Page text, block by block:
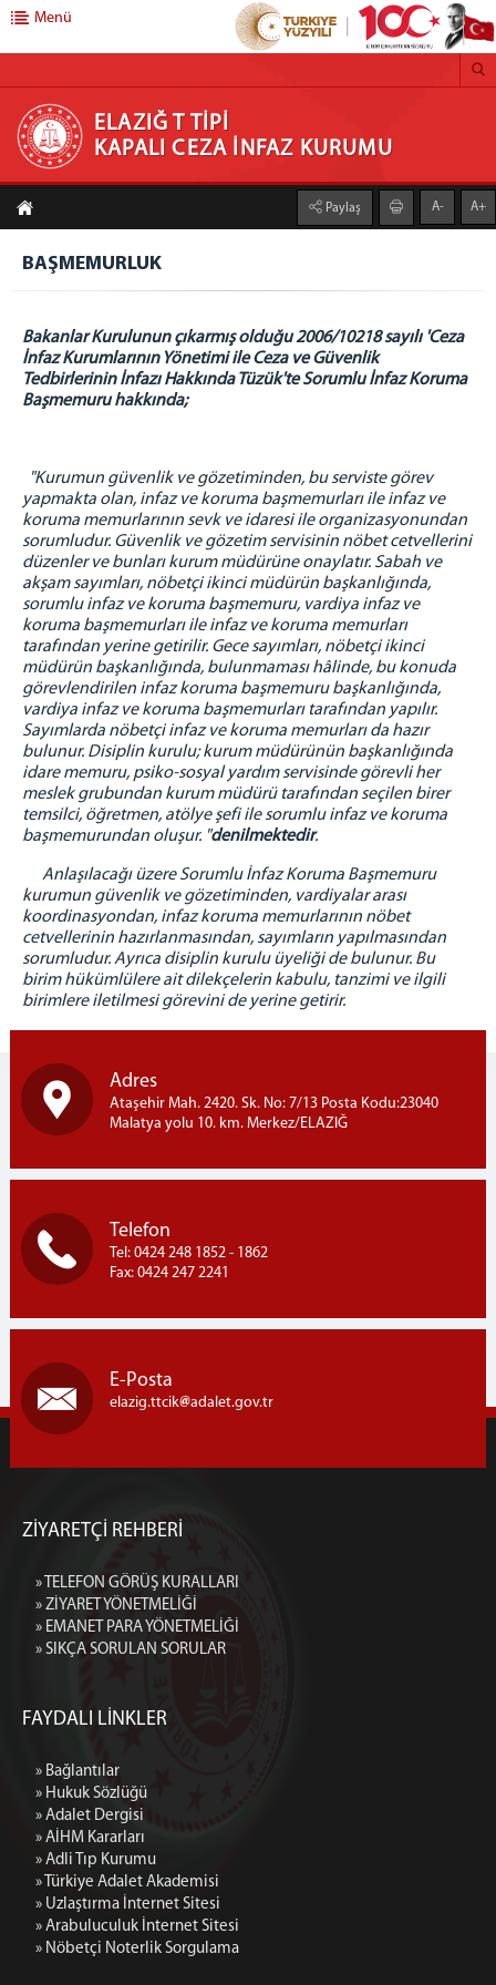
ELAZIĞ T TİPİ KAPALI CEZA İNFAZ KURUMU
ANASAYFA
ELAZIĞ ADLİYESİ
CEZAEVLERİ
ELAZIĞ 1 NOLU YÜK. GÜV. CİK
ELAZIĞ 2 NOLU YÜK. GÜV. CİK
ELAZIĞ R TİPİ KAPALI CİK
BİRİMLER
BAŞMEMURLUK
İNFAZ BİRİMİ
EĞİTİM ÖĞRETİM BİRİMİ
SAĞLIK BİRİMİ
PSİKO-SOSYAL BİRİMİ
EMANET PARA BİRİMİ
RESİM GALERİSİ
İLİMİZDEN RESİMLER
İLETİŞİM
Menü
ELAZIĞ T TİPİ
KAPALI CEZA İNFAZ KURUMU
Paylaş A- A+
BAŞMEMURLUK
Bakanlar Kurulunun çıkarmış olduğu 2006/10218 sayılı 'Ceza
İnfaz Kurumlarının Yönetimi ile Ceza ve Güvenlik
Tedbirlerinin İnfazı Hakkında Tüzük'te Sorumlu İnfaz Koruma
Başmemuru hakkında;
"Kurumun güvenlik ve gözetiminden, bu serviste görev
yapmakta olan, infaz ve koruma başmemurları ile infaz ve
koruma memurlarının sevk ve idaresi ile organizasyonundan
sorumludur. Güvenlik ve gözetim servisinin nöbet cetvellerini
düzenler ve bunları kurum müdürüne onaylatır. Sabah ve
akşam sayımları, nöbetçi ikinci müdürün başkanlığında,
sorumlu infaz ve koruma başmemuru, vardiya infaz ve
koruma başmemurları ile infaz ve koruma memurları
tarafından yerine getirilir. Gece sayımları, nöbetçi ikinci
müdürün başkanlığında, bulunmaması hâlinde, bu konuda
görevlendirilen infaz koruma başmemuru başkanlığında,
vardiya infaz ve koruma başmemurları tarafından yapılır.
Sayımlarda nöbetçi infaz ve koruma memurları da hazır
bulunur. Disiplin kurulu; kurum müdürünün başkanlığında
idare memuru, psiko-sosyal yardım servisinde görevli her
meslek grubundan kurum müdürü tarafından seçilen birer
temsilci, öğretmen, atölye şefi ile sorumlu infaz ve koruma
başmemurundan oluşur. "denilmektedir.
Anlaşılacağı üzere Sorumlu İnfaz Koruma Başmemuru
kurumun güvenlik ve gözetiminden, vardiyalar arası
koordinasyondan, infaz koruma memurlarının nöbet
cetvellerinin hazırlanmasından, sayımların yapılmasından
sorumludur. Ayrıca disiplin kurulu üyeliği de bulunur. Bu
birim hükümlülere ait dilekçelerin kabulu, tanzimi ve ilgili
birimlere iletilmesi görevini de yerine getirir.
Adres
Ataşehir Mah. 2420. Sk. No: 7/13 Posta Kodu:23040
Malatya yolu 10. km. Merkez/ELAZIĞ
Telefon
Tel: 0424 248 1852 - 1862
Fax: 0424 247 2241
E-Posta
elazig.ttcik adalet.gov.tr
ZİYARETÇİ REHBERİ
» TELEFON GÖRÜŞ KURALLARI
» ZİYARET YÖNETMELİĞİ
» EMANET PARA YÖNETMELİĞİ
» SIKÇA SORULAN SORULAR
FAYDALI LİNKLER
» Bağlantılar
» Hukuk Sözlüğü
» Adalet Dergisi
» AİHM Kararları
» Adli Tıp Kurumu
» Türkiye Adalet Akademisi
» Uzlaştırma İnternet Sitesi
» Arabuluculuk İnternet Sitesi
» Nöbetçi Noterlik Sorgulama